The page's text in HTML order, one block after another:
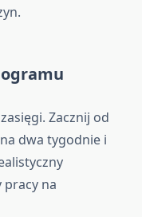
Zacznij od
dwa tygodnie i
na